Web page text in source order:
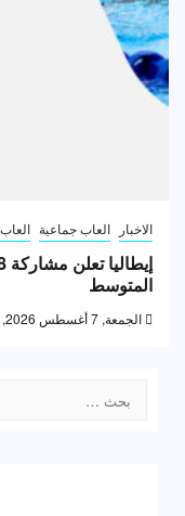
الاخبار العاب جماعية
المتوسط
الجمعة, 7 أغسطس 2026, 2:39 م
عن: